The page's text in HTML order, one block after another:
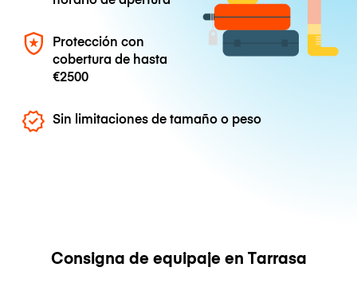
Protección con
cobertura de hasta
€2500
Sin limitaciones de tamaño o peso
Consigna de equipaje en Tarrasa